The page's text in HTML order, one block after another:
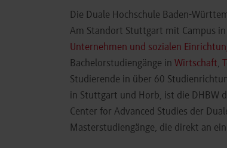
Die Duale Hochschule Baden-
Am Standort Stuttgart mit Campus
Unternehmen und sozialen
Bachelorstudiengänge in Wirtschaft,
Studierende in über 60
in Stuttgart und Horb, ist die DHBW
Center for Advanced Studies der
Masterstudiengänge, die direkt an